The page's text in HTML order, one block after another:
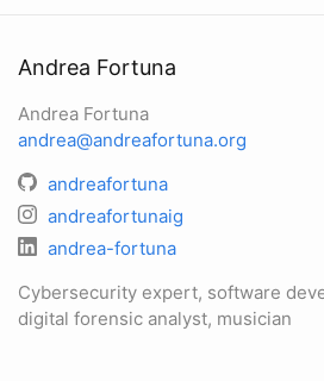
Andrea Fortuna
Andrea Fortuna
andrea@andreafortuna.org
andreafortuna
andreafortunaig
andrea-fortuna
Cybersecurity expert, software
digital forensic analyst, musician